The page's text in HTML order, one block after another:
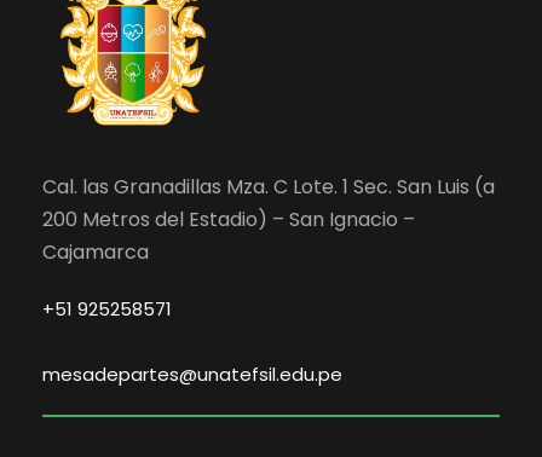
Cal. las Granadillas Mza. C Lote. 1 Sec. San Luis (a
200 Metros del Estadio) – San Ignacio –
Cajamarca
+51 925258571
mesadepartes@unatefsil.edu.pe